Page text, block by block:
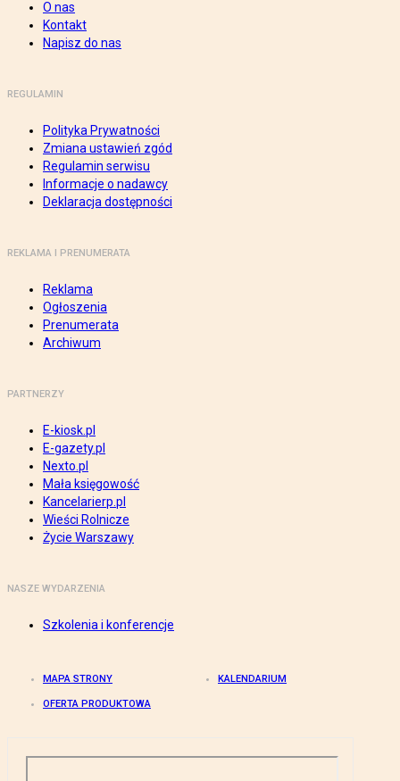
O nas
Kontakt
Napisz do nas
REGULAMIN
Polityka Prywatności
Zmiana ustawień zgód
Regulamin serwisu
Informacje o nadawcy
Deklaracja dostępności
REKLAMA I PRENUMERATA
Reklama
Ogłoszenia
Prenumerata
Archiwum
PARTNERZY
E-kiosk.pl
E-gazety.pl
Nexto.pl
Mała księgowość
Kancelarierp.pl
Wieści Rolnicze
Życie Warszawy
NASZE WYDARZENIA
Szkolenia i konferencje
MAPA STRONY KALENDARIUM
OFERTA PRODUKTOWA